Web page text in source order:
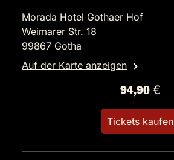
Morada Hotel Gothaer Hof
Weimarer Str. 18
99867 Gotha
Auf der Karte anzeigen
94,90 €
Tickets kaufen